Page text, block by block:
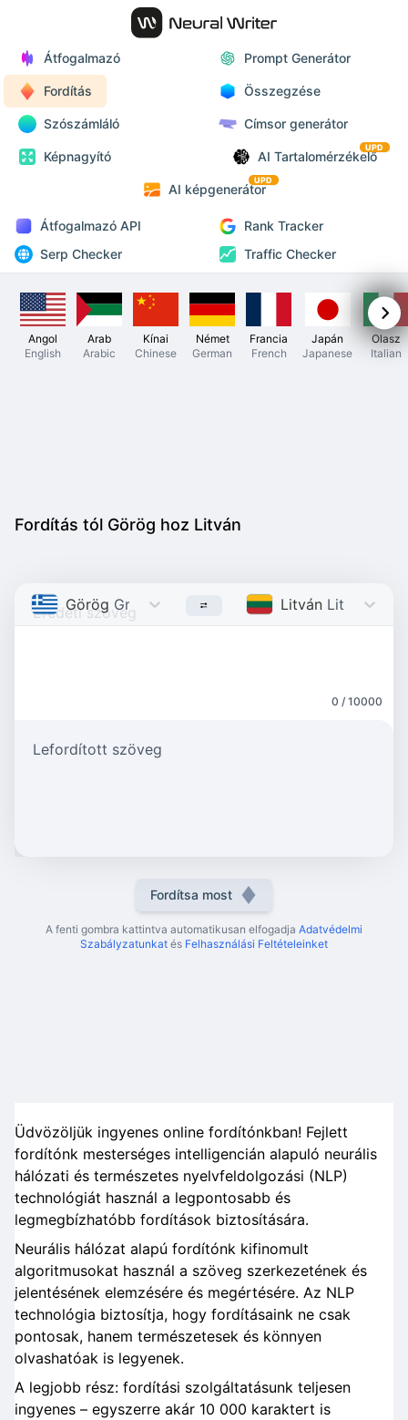
Átfogalmazó Prompt Generátor
Fordítás Összegzése
Szószámláló Címsor generátor
Képnagyító AI Tartalomérzékelő
UPD
AI képgenerátor
UPD
Átfogalmazó API
Rank Tracker
Serp Checker
Traffic Checker
Angol
English
Arab
Arabic
Kínai
Chinese
Német
German
Francia
French
Japán
Japanese
Olasz
Italian
Fordítás tól Görög hoz Litván
Görög Greek Litván Lithuanian
0 / 10000
Lefordított szöveg
Fordítsa most
A fenti gombra kattintva automatikusan elfogadja Adatvédelmi
Szabályzatunkat és Felhasználási Feltételeinket
Üdvözöljük ingyenes online fordítónkban! Fejlett
fordítónk mesterséges intelligencián alapuló neurális
hálózati és természetes nyelvfeldolgozási (NLP)
technológiát használ a legpontosabb és
legmegbízhatóbb fordítások biztosítására.
Neurális hálózat alapú fordítónk kifinomult
algoritmusokat használ a szöveg szerkezetének és
jelentésének elemzésére és megértésére. Az NLP
technológia biztosítja, hogy fordításaink ne csak
pontosak, hanem természetesek és könnyen
olvashatóak is legyenek.
A legjobb rész: fordítási szolgáltatásunk teljesen
ingyenes – egyszerre akár 10 000 karaktert is